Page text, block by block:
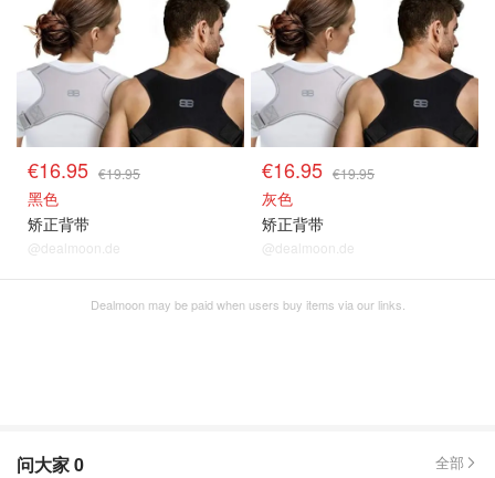
€16.95 €19.95
黑色
矫正背带
@dealmoon.de
€16.95 €19.95
灰色
矫正背带
@dealmoon.de
Dealmoon may be paid when users buy items via our links.
问大家0 全部